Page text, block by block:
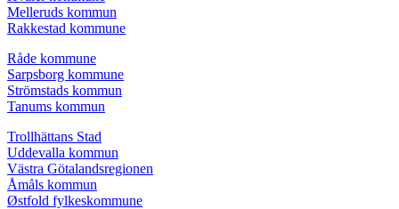
Melleruds kommun
Rakkestad kommune
Råde kommune
Sarpsborg kommune
Strömstads kommun
Tanums kommun
Trollhättans Stad
Uddevalla kommun
Västra Götalandsregionen
Åmåls kommun
Østfold fylkeskommune